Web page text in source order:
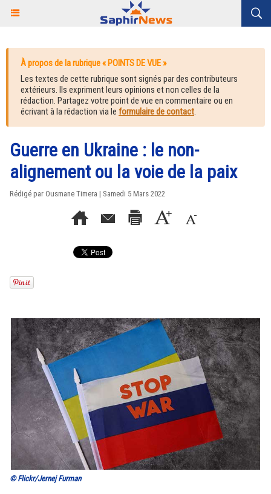
À propos de la rubrique « POINTS DE VUE »
Les textes de cette rubrique sont signés par des contributeurs
extérieurs. Ils expriment leurs opinions et non celles de la
rédaction. Partagez votre point de vue en commentaire ou en
écrivant à la rédaction via le formulaire de contact.
Guerre en Ukraine : le non-
alignement ou la voie de la paix
Rédigé par Ousmane Timera | Samedi 5 Mars 2022
© Flickr/Jernej Furman